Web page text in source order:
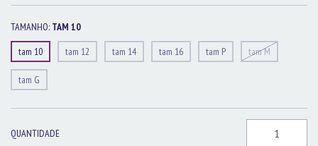
TAMANHO: TAM 10
tam 10
tam 12 tam 14 tam 16 tam P tam M
tam G
QUANTIDADE